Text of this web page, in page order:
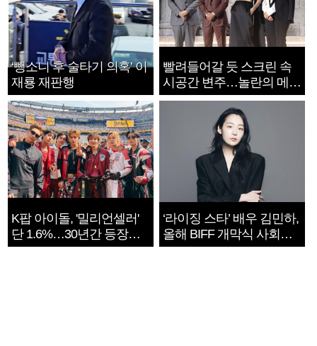
‘뺑소니 후 술타기 의혹’ 이
재룡 재판행
빨려들어갈 듯 스크린 속
시공간 변주…놀란의 메시
지는 ‘전쟁 속죄’
K팝 아이돌, '밀리언셀러'
단 1.6%…30년간 등장
1182개팀 전수조사
‘라이징 스타’ 배우 김민하,
올해 BIFF 개막식 사회자
확정